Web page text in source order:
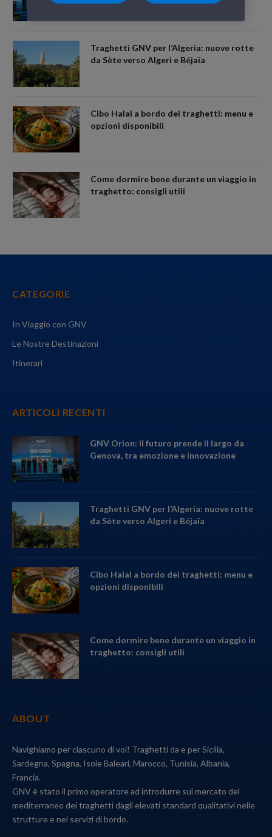
Traghetti GNV per l’Algeria: nuove rotte
da Sète verso Algeri e Béjaïa
Cibo Halal a bordo dei traghetti: menu e
opzioni disponibili
Come dormire bene durante un viaggio in
traghetto: consigli utili
CATEGORIE
In Viaggio con GNV
Le Nostre Destinazioni
Itinerari
ARTICOLI RECENTI
GNV Orion: il futuro prende il largo da
Genova, tra emozione e innovazione
Traghetti GNV per l’Algeria: nuove rotte
da Sète verso Algeri e Béjaïa
Cibo Halal a bordo dei traghetti: menu e
opzioni disponibili
Come dormire bene durante un viaggio in
traghetto: consigli utili
ABOUT
Navighiamo per ciascuno di voi! Traghetti da e per Sicilia,
Sardegna, Spagna, Isole Baleari, Marocco, Tunisia, Albania,
Francia.
GNV è stato il primo operatore ad introdurre sul mercato del
mediterraneo dei traghetti dagli elevati standard qualitativi nelle
strutture e nei servizi di bordo.